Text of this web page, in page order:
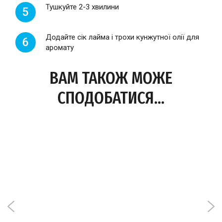
5 Тушкуйте 2-3 хвилини
6
Додайте сік лайма і трохи кунжутної олії для
аромату
ВАМ ТАКОЖ МОЖЕ
СПОДОБАТИСЯ...